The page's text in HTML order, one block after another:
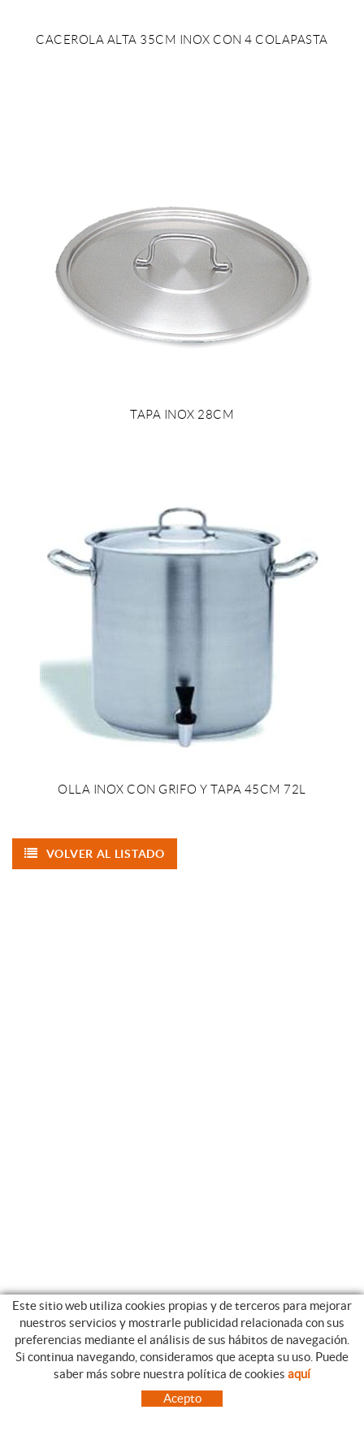
CACEROLA ALTA 35CM INOX CON 4 COLAPASTA
TAPA INOX 28CM
OLLA INOX CON GRIFO Y TAPA 45CM 72L
VOLVER AL LISTADO
CATEGORIAS GUIA DE COMPRA
CONDICIONES DE COMPRA
PAGO
Este sitio web utiliza cookies propias y de terceros para mejorar
nuestros servicios y mostrarle publicidad relacionada con sus
preferencias mediante el análisis de sus hábitos de navegación.
Si continua navegando, consideramos que acepta su uso. Puede
saber más sobre nuestra política de cookies aquí
Acepto